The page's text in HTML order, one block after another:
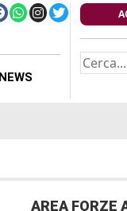
NEWS
AREA FORZE